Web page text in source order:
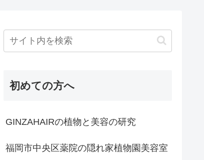
初めての方へ
GINZAHAIRの植物と美容の研究
福岡市中央区薬院の隠れ家植物園美容室